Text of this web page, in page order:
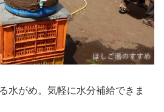
水がめ。気軽に水分補給できま